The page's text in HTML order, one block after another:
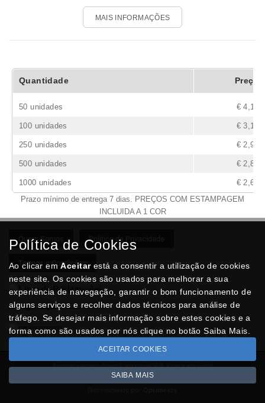
MAIS INFORMAÇÕES
Quantidade Preço
50 unidades € 4,12
100 unidades € 3,15
250 unidades € 2,97
500 unidades € 2,83
1000 unidades
€ 2,65
Prazo mínimo de entrega 7 dias. PREÇOS COM ESTAMPAGEM
INCLUIDA A 1 COR
Quem Somos Politica de Privacidade
Termos e Condições
Entregas Rápidas com:
A estes valores deverá acrescer IVA à taxa em vigor
Copyright © BRINDESNET.com 2026
Política de Cookies
Ao clicar emAceitarestá a consentir a utilização de cookies
neste site. Os cookies são usados para melhorar a sua
experiência de navegação, garantir o bom funcionamento de
alguns serviços e recolher dados técnicos para análise de
tráfego. Se desejar mais informação sobre estes cookies e a
forma como são usados por nós clique no botão Saiba Mais.
ACEITAR COOKIES
SAIBA MAIS